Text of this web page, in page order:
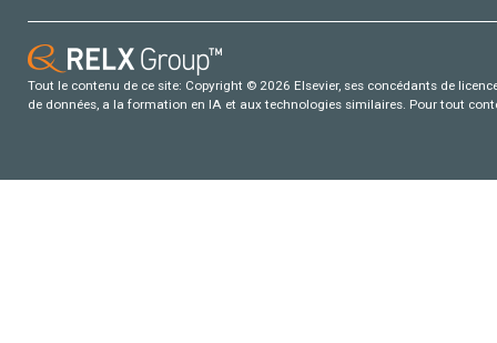
Tout le contenu de ce site: Copyright © 2026 Elsevier, ses concédants de
de données, a la formation en IA et aux technologies similaires. Pour tout